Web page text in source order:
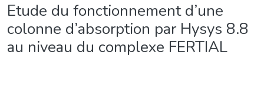
Etude du fonctionnement d’une
colonne d’absorption par Hysys 8.8
au niveau du complexe FERTIAL